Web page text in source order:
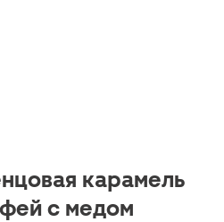
карамель
с медом